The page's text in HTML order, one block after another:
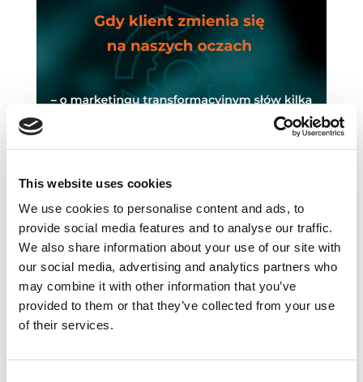
This website uses cookies
We use cookies to personalise content and ads, to
provide social media features and to analyse our traffic.
We also share information about your use of our site with
our social media, advertising and analytics partners who
may combine it with other information that you’ve
provided to them or that they’ve collected from your use
of their services.
o marketingu transformacyjnym słów kilka
maj 27, 2026| Aktualności, Artykuły,
Innowacje,Ludzie,Narzędzia,
Rekomendowane,Technologia,Trendy,
Wiedza
Od doświadczeń do transformacji: dlaczego
„dobry CX” może już nie wystarczać? Ostatnie